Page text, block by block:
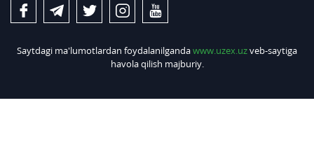
Saytdagi ma'lumotlardan foydalanilgandawww.uzex.uzveb-saytiga
havola qilish majburiy.